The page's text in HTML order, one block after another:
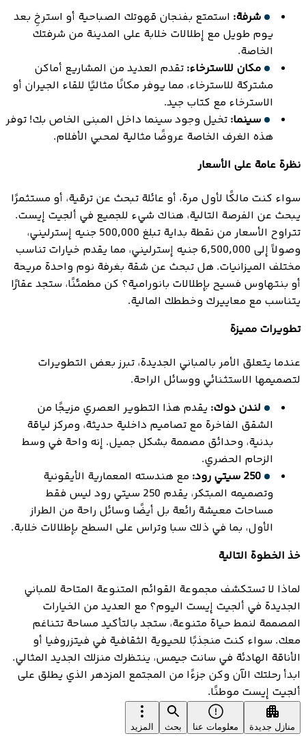
شرفة: استمتع بفنجان قهوتك الصباحية أو استرخِ بعد
يوم طويل مع إطلالات خلابة على المدينة من شرفتك
الخاصة.
مكان للاسترخاء: تقدم العديد من المشاريع أماكن
مشتركة للاسترخاء، مما يوفر مكانًا مثاليًا للقاء الجيران أو
الاسترخاء مع كتاب جيد.
سينما: تخيل وجود سينما داخل المبنى الخاص بك! توفر
هذه الغرف الخاصة عروضًا مثالية لمحبي الأفلام.
نظرة عامة على الأسعار
سواء كنت مالكًا لأول مرة، أو عائلة تبحث عن ترقية، أو مستثمرًا
يبحث عن الفرصة التالية، هناك شيء للجميع في ألجيت إيست.
تتراوح الأسعار من نقطة بداية تبلغ 500,000 جنيه إسترليني،
وصولاً إلى 6,500,000 جنيه إسترليني، مما يقدم خيارات تناسب
مختلف الميزانيات. هل تبحث عن شقة بغرفة نوم واحدة مريحة
أو بنتهاوس فسيح بإطلالات بانورامية؟ كن مطمئنًا، ستجد عقارًا
يتناسب مع معاييرك وخططك المالية.
تطويرات مميزة
عندما يتعلق الأمر بالمباني الجديدة، تبرز بعض التطويرات
لتصميمها الاستثنائي ووسائل الراحة.
لندن دوك: يقدم هذا التطوير العصري مزيجًا من
الشقق الفاخرة مع تصاميم داخلية حديثة، ومركز لياقة
بدنية، وحدائق مصممة بشكل جميل. إنه واحة في وسط
الزحام الحضري.
250 سيتي رود:
مع هندسته المعمارية الأيقونية
وتصميمه المبتكر، يقدم 250 سيتي رود ليس فقط
مساحات معيشة رائعة بل أيضًا وسائل راحة من الطراز
الأول، بما في ذلك سبا وتراس على السطح بإطلالات خلابة.
خذ الخطوة التالية
لماذا لا تستكشف مجموعة القوائم المتنوعة المتاحة للمباني
الجديدة في ألجيت إيست اليوم؟ مع العديد من الخيارات
المصممة لنمط حياة متنوعة، ستجد بالتأكيد مساحة تتناغم
معك. سواء كنت منجذبًا للحيوية الثقافية في فيتزروفيا أو
الأناقة الهادئة في سانت جيمس، ينتظرك منزلك الجديد المثالي.
ابدأ رحلتك الآن وكن جزءًا من المجتمع المزدهر الذي يطلق على
ألجيت إيست موطنًا.
منازل جديدة معلومات عنا بحث المزيد